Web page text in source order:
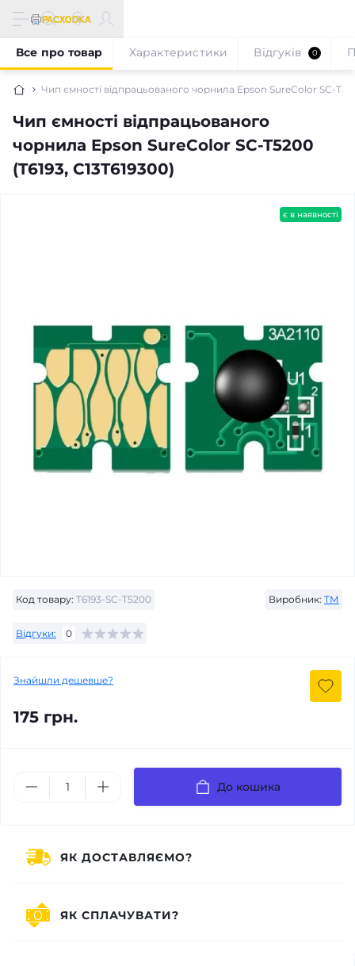
Чип ємності відпрацьованого чорнила Epson SureColor SC-
Чип ємності відпрацьованого
чорнила Epson SureColor SC-T5200
(T6193, C13T619300)
Все про товар Характеристики Відгуків 0
є в наявності
Код товару: T6193-SC-T5200 Виробник: ТМ
Відгуки: 0
Знайшли дешевше?
175 грн.
До кошика
ЯК ДОСТАВЛЯЄМО?
ЯК СПЛАЧУВАТИ?